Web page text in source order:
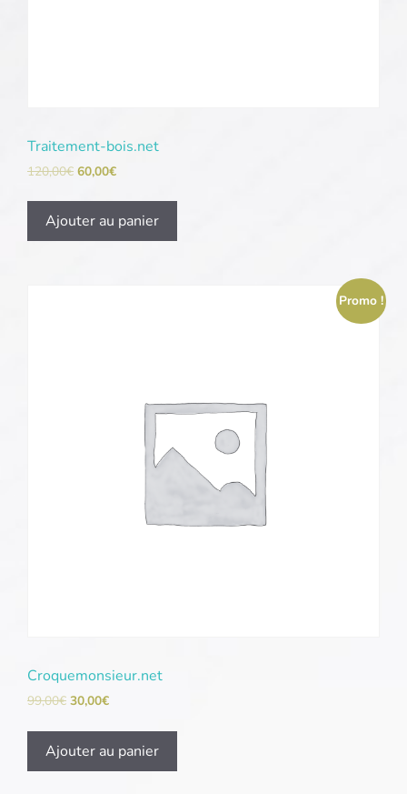
Traitement-bois.net
120,00€ 60,00€
Ajouter au panier
Promo !
Croquemonsieur.net
99,00€ 30,00€
Ajouter au panier